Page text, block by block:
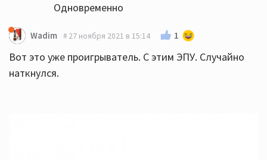
Одновременно
Wadim 27 ноября 2021 в 15:14 1
Вот это уже проигрыватель. С этим ЭПУ. Случайно
наткнулся.